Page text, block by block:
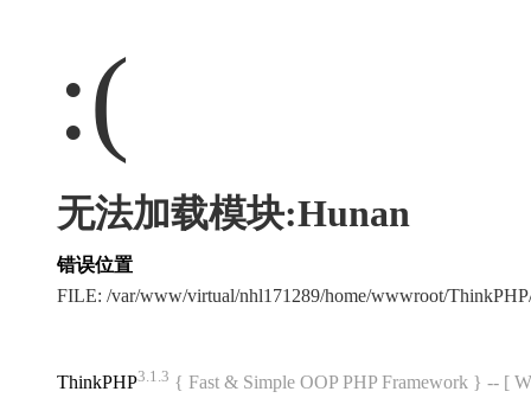
:(
无法加载模块:Hunan
错误位置
FILE: /var/www/virtual/nhl171289/home/wwwroot/
ThinkPHP3.1.3 { Fast & Simple OOP PHP Framework } -- [